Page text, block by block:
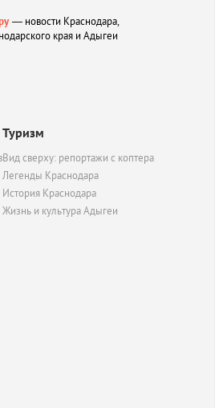
— новости Краснодара,
края и Адыгеи
Туризм
Вид сверху: репортажи с коптера
Легенды Краснодара
История Краснодара
Жизнь и культура Адыгеи